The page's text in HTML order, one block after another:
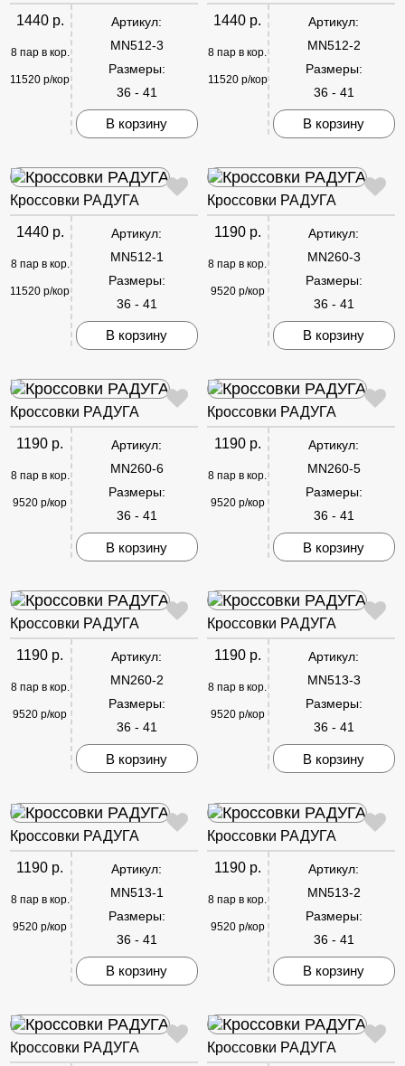
1440 р.
8 пар в кор.
11520 р/кор
Артикул:
MN512-3
Размеры:
36 - 41
В корзину
1440 р.
8 пар в кор.
11520 р/кор
Артикул:
MN512-2
Размеры:
36 - 41
В корзину
Кроссовки РАДУГА
1440 р.
8 пар в кор.
11520 р/кор
Артикул:
MN512-1
Размеры:
36 - 41
В корзину
Кроссовки РАДУГА
1190 р.
8 пар в кор.
9520 р/кор
Артикул:
MN260-3
Размеры:
36 - 41
В корзину
Кроссовки РАДУГА
1190 р.
8 пар в кор.
9520 р/кор
Артикул:
MN260-6
Размеры:
36 - 41
В корзину
Кроссовки РАДУГА
1190 р.
8 пар в кор.
9520 р/кор
Артикул:
MN260-5
Размеры:
36 - 41
В корзину
Кроссовки РАДУГА
1190 р.
8 пар в кор.
9520 р/кор
Артикул:
MN260-2
Размеры:
36 - 41
В корзину
Кроссовки РАДУГА
1190 р.
8 пар в кор.
9520 р/кор
Артикул:
MN513-3
Размеры:
36 - 41
В корзину
Кроссовки РАДУГА
1190 р.
8 пар в кор.
9520 р/кор
Артикул:
MN513-1
Размеры:
36 - 41
В корзину
Кроссовки РАДУГА
1190 р.
8 пар в кор.
9520 р/кор
Артикул:
MN513-2
Размеры:
36 - 41
В корзину
Кроссовки РАДУГА Кроссовки РАДУГА